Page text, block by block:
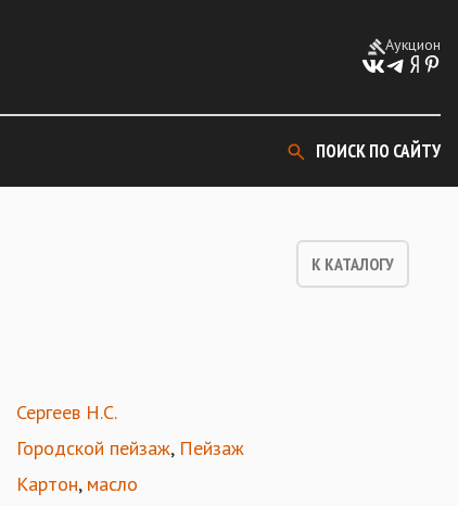
Аукцион
ПОИСК ПО САЙТУ
К КАТАЛОГУ
Сергеев Н.С.
Городской пейзаж, Пейзаж
Картон, масло